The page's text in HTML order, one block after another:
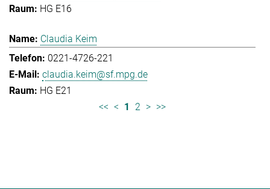
HG E16
Claudia Keim
0221-4726-221
claudia.keim@sf.mpg.de
HG E21
<< < 1 2 > >>